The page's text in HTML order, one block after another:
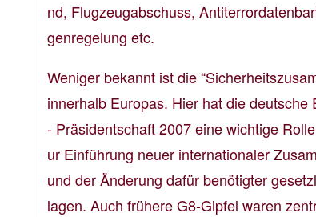
nd, Flugzeugabschuss,
genregelung etc.
Weniger bekannt ist die
innerhalb Europas. Hier hat die deutsche
- Präsidentschaft 2007 eine wichtige
ur Einführung neuer internationaler
und der Änderung dafür benötigter
lagen. Auch frühere G8-Gipfel waren